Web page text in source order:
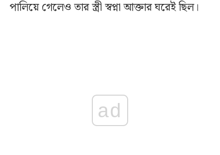
পালিয়ে গেলেও তার স্ত্রী স্বপ্না আক্তার ঘরেই ছিল।
ad